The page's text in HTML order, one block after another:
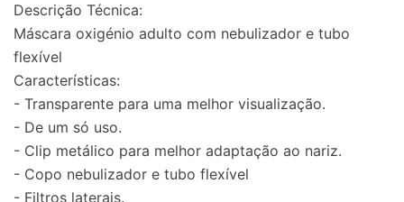
Descrição Técnica:
Máscara oxigénio adulto com nebulizador e tubo
flexível
Características:
- Transparente para uma melhor visualização.
- De um só uso.
- Clip metálico para melhor adaptação ao nariz.
- Copo nebulizador e tubo flexível
- Filtros laterais.